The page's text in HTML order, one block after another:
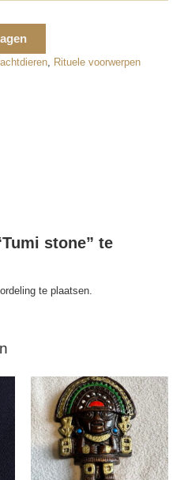
, Rituele voorwerpen
stone” te
te plaatsen.